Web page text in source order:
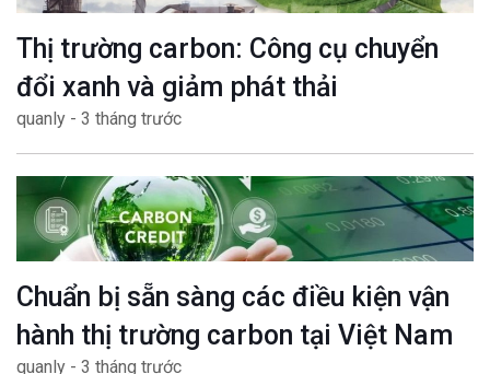
Thị trường carbon: Công cụ chuyển
đổi xanh và giảm phát thải
quanly - 3 tháng trước
Chuẩn bị sẵn sàng các điều kiện vận
hành thị trường carbon tại Việt Nam
quanly - 3 tháng trước